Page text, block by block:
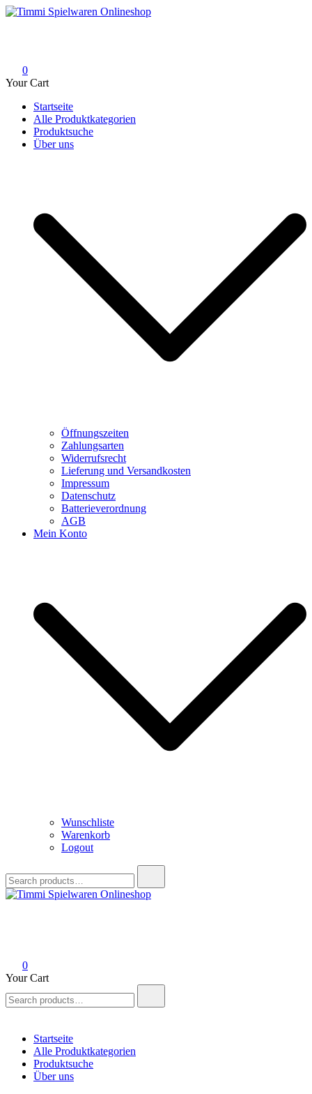
Skip
0
Your Cart
Startseite
Alle Produktkategorien
Produktsuche
Über uns
Öffnungszeiten
Zahlungsarten
Widerrufsrecht
Lieferung und Versandkosten
Impressum
Datenschutz
Batterieverordnung
AGB
Mein Konto
Wunschliste
Warenkorb
Logout
for:
0
Your Cart
for:
Startseite
Alle Produktkategorien
Produktsuche
Über uns